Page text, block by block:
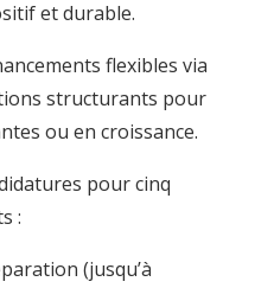
et durable.
flexibles via
structurants pour
ou en croissance.
pour cinq
:
(jusqu’à